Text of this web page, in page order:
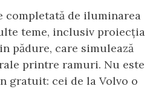
completată de iluminarea
teme, inclusiv proiecția
pădure, care simulează
printre ramuri. Nu este
gratuit: cei de la Volvo o